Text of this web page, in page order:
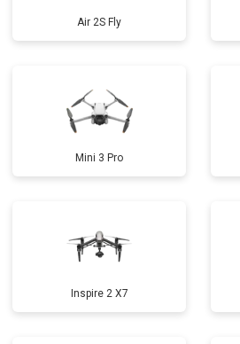
Air 2S Fly
Mini 3 Pro
Inspire 2 X7